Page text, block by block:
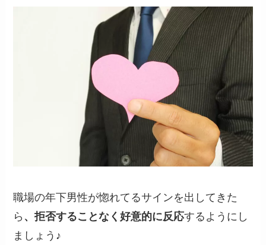
職場の年下男性が惚れてるサインを出してきた
ら 、拒否することなく好意的に反応するようにし
ましょう♪